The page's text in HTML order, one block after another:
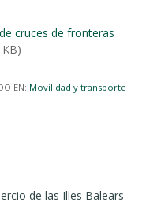
cruces de fronteras
EN: Movilidad y transporte
de las Illes Balears